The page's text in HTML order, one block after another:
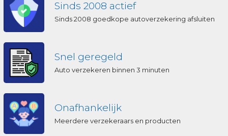
Sinds 2008 actief
Sinds 2008 goedkope autoverzekering afsluiten
Snel geregeld
Auto verzekeren binnen 3 minuten
Onafhankelijk
Meerdere verzekeraars en producten